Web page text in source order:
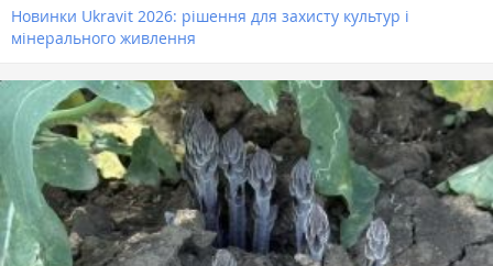
Новинки Ukravit 2026: рішення для захисту культур і
мінерального живлення